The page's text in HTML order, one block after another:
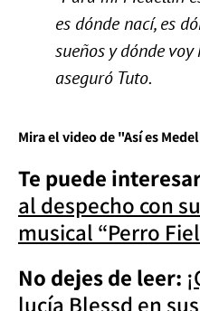
es dónde nací, es
sueños y dónde
aseguró Tuto.
Mira el video de "Así es
Te puede
al despecho con
musical “Perro
No dejes de leer:
lucía Blessd en